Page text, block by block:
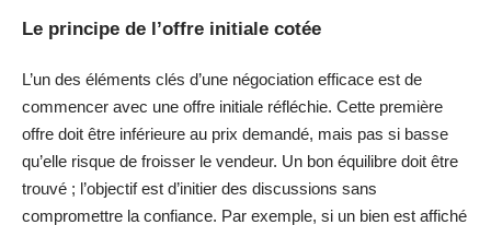
Le principe de l’offre initiale cotée
L’un des éléments clés d’une négociation efficace est de
commencer avec une offre initiale réfléchie. Cette première
offre doit être inférieure au prix demandé, mais pas si basse
qu’elle risque de froisser le vendeur. Un bon équilibre doit être
trouvé ; l’objectif est d’initier des discussions sans
compromettre la confiance. Par exemple, si un bien est affiché